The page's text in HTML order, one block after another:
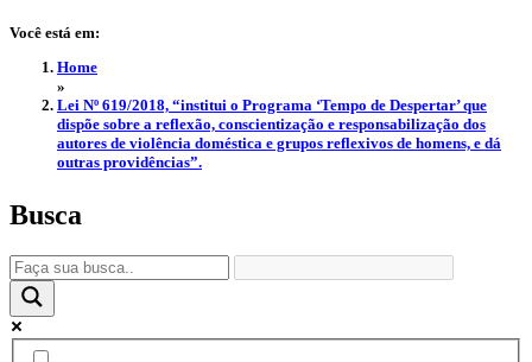
Você está em:
Home
»
Lei Nº 619/2018, “institui o Programa ‘Tempo de Despertar’ que
dispõe sobre a reflexão, conscientização e responsabilização dos
autores de violência doméstica e grupos reflexivos de homens, e dá
outras providências”.
Busca